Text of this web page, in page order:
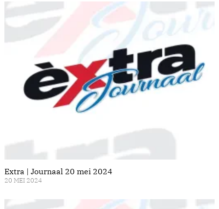
Extra | Journaal 20 mei 2024
20 MEI 2024